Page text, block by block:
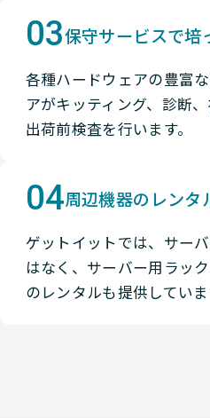
03保守サービスで培
各種ハードウェアの豊富
アがキッティング、診断
出荷前検査を行います。
04周辺機器のレンタ
ゲットイットでは、サー
はなく、サーバー用ラッ
のレンタルも提供していま